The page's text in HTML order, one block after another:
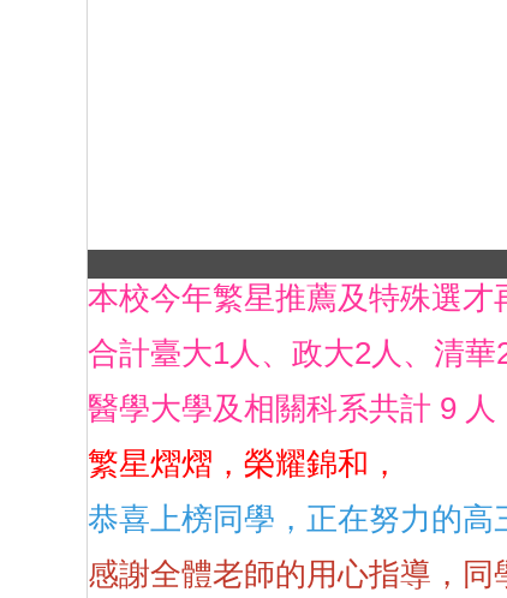
本校今年繁星推薦及特殊選才
合計臺大1人、政大2人、清華
醫學大學及相關科系共計 9 人
繁星熠熠，榮耀錦和，
恭喜上榜同學，正在努力的高
感謝全體老師的用心指導，同